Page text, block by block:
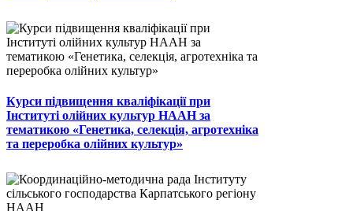
Курси підвищення кваліфікації при
Інституті олійних культур НААН за
тематикою «Генетика, селекція, агротехніка
та переробка олійних культур»